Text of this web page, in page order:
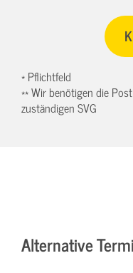
* Pflichtfeld
** Wir benötigen die
zuständigen SVG
Alternative